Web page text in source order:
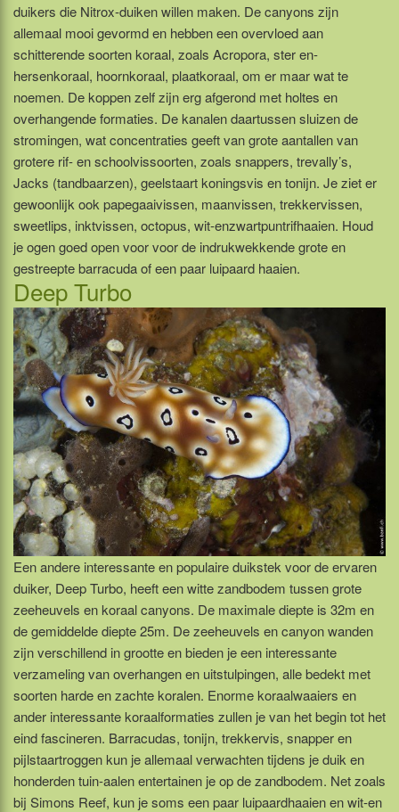
duikers die Nitrox-duiken willen maken. De canyons zijn
allemaal mooi gevormd en hebben een overvloed aan
schitterende soorten koraal, zoals Acropora, ster en-
hersenkoraal, hoornkoraal, plaatkoraal, om er maar wat te
noemen. De koppen zelf zijn erg afgerond met holtes en
overhangende formaties. De kanalen daartussen sluizen de
stromingen, wat concentraties geeft van grote aantallen van
grotere rif- en schoolvissoorten, zoals snappers, trevally’s,
Jacks (tandbaarzen), geelstaart koningsvis en tonijn. Je ziet er
gewoonlijk ook papegaaivissen, maanvissen, trekkervissen,
sweetlips, inktvissen, octopus, wit-enzwartpuntrifhaaien. Houd
je ogen goed open voor voor de indrukwekkende grote en
gestreepte barracuda of een paar luipaard haaien.
Deep Turbo
Een andere interessante en populaire duikstek voor de ervaren
duiker, Deep Turbo, heeft een witte zandbodem tussen grote
zeeheuvels en koraal canyons. De maximale diepte is 32m en
de gemiddelde diepte 25m. De zeeheuvels en canyon wanden
zijn verschillend in grootte en bieden je een interessante
verzameling van overhangen en uitstulpingen, alle bedekt met
soorten harde en zachte koralen. Enorme koraalwaaiers en
ander interessante koraalformaties zullen je van het begin tot het
eind fascineren. Barracudas, tonijn, trekkervis, snapper en
pijlstaartroggen kun je allemaal verwachten tijdens je duik en
honderden tuin-aalen entertainen je op de zandbodem. Net zoals
bij Simons Reef, kun je soms een paar luipaardhaaien en wit-en